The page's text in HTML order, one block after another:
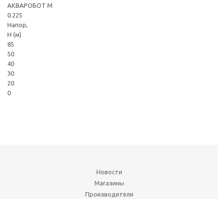
АКВАРОБОТ М
0.225
Напор,
Н (м)
85
50
40
30
20
0
Новости
Магазины
Производители